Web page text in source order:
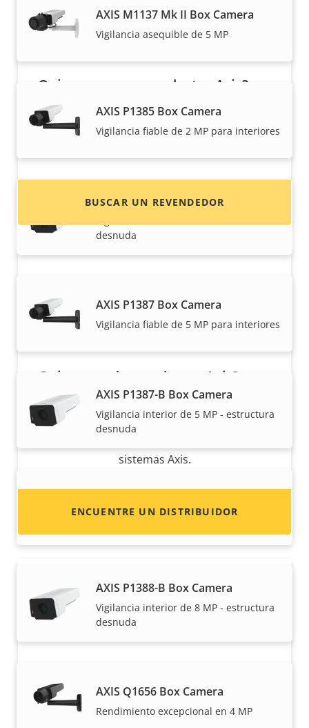
AXIS M1137 Mk II Box Camera
Vigilancia asequible de 5 MP
AXIS P1385 Box Camera
Vigilancia fiable de 2 MP para interiores
AXIS P1385-B Box Camera
desnuda
AXIS P1387 Box Camera
Vigilancia fiable de 5 MP para interiores
AXIS P1387-B Box Camera
Vigilancia interior de 5 MP - estructura
desnuda
Vigilancia fiable de 8 MP para interiores
AXIS P1388-B Box Camera
Vigilancia interior de 8 MP - estructura
desnuda
AXIS Q1656 Box Camera
Rendimiento excepcional en 4 MP
¿Quiere comprar productos Axis?
Localice revendedores, integradores de
sistemas e instaladores de productos y
BUSCAR UN REVENDEDOR
¿Quiere vender productos Axis?
¿Está interesado en convertirse en
revendedor? Encuentre información de
sistemas Axis.
ENCUENTRE UN DISTRIBUIDOR
Hágase socio
¿Es usted un revendedor, distribuidor,